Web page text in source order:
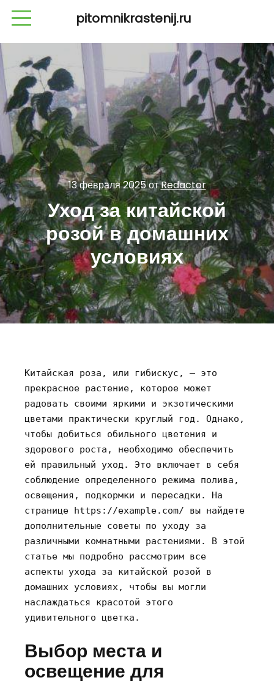
pitomnikrastenij.ru
13 февраля 2025отRedactor
Уход за китайской
розой в домашних
условиях
Китайская роза‚ или гибискус‚ – это
прекрасное растение‚ которое может
радовать своими яркими и экзотическими
цветами практически круглый год. Однако‚
чтобы добиться обильного цветения и
здорового роста‚ необходимо обеспечить
ей правильный уход. Это включает в себя
соблюдение определенного режима полива‚
освещения‚ подкормки и пересадки. На
странице https://example.com/ вы найдете
дополнительные советы по уходу за
различными комнатными растениями. В этой
статье мы подробно рассмотрим все
аспекты ухода за китайской розой в
домашних условиях‚ чтобы вы могли
наслаждаться красотой этого
удивительного цветка.
Выбор места и
освещение для